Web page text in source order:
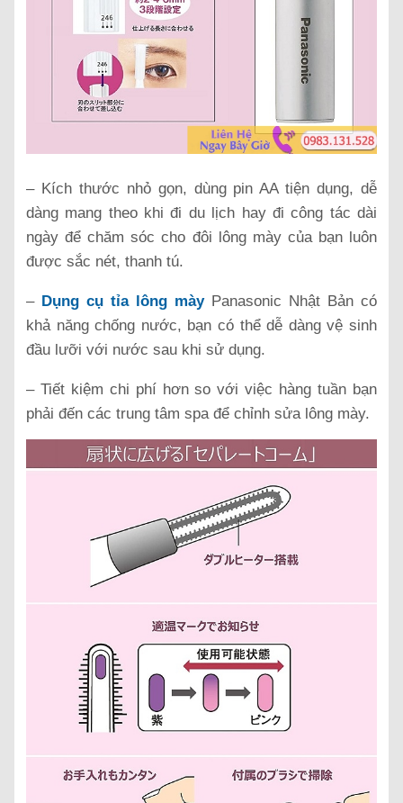
– Kích thước nhỏ gọn, dùng pin AA tiện dụng, dễ
dàng mang theo khi đi du lịch hay đi công tác dài
ngày để chăm sóc cho đôi lông mày của bạn luôn
được sắc nét, thanh tú.
– Dụng cụ tỉa lông màyPanasonic Nhật Bản có
khả năng chống nước, bạn có thể dễ dàng vệ sinh
đầu lưỡi với nước sau khi sử dụng.
– Tiết kiệm chi phí hơn so với việc hàng tuần bạn
phải đến các trung tâm spa để chỉnh sửa lông mày.